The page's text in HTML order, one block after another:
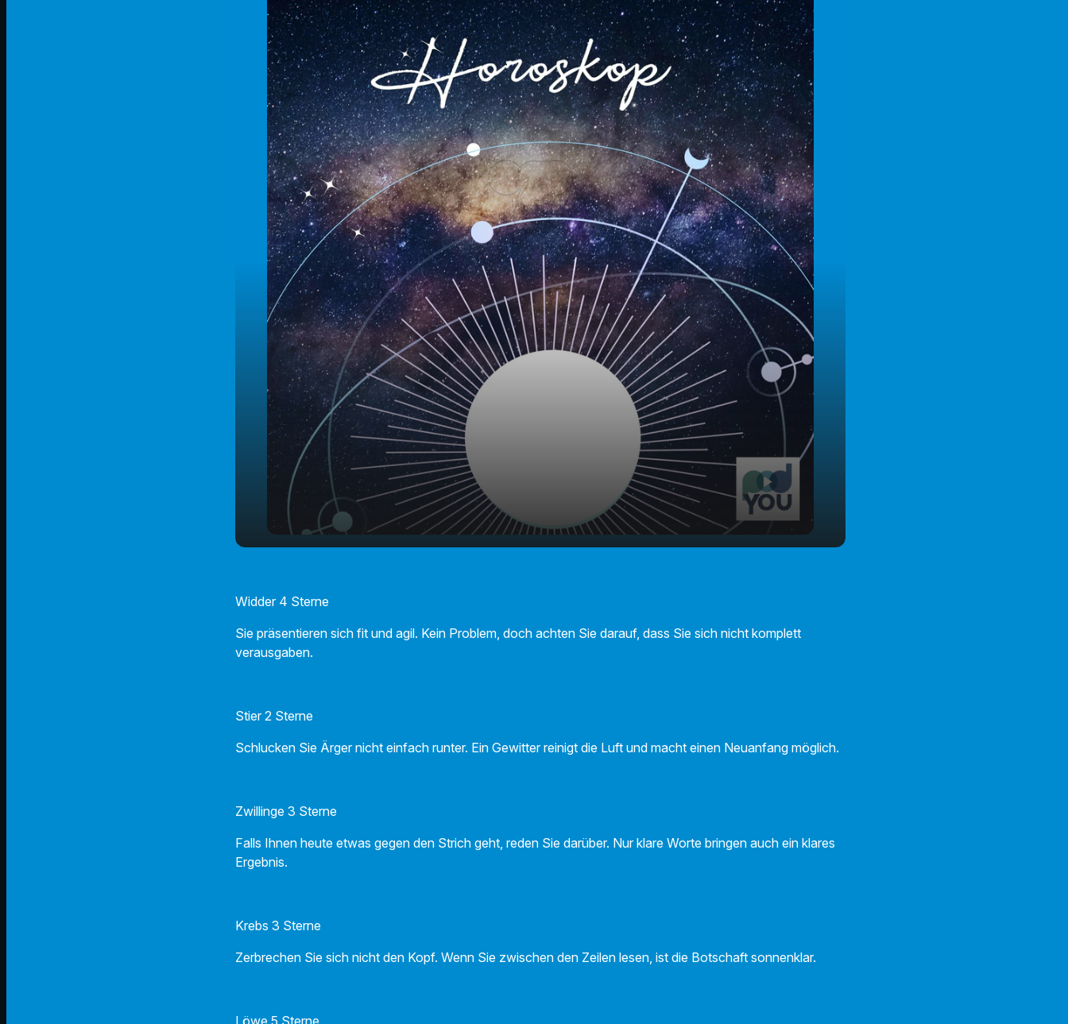
Widder 4 Sterne
Sie präsentieren sich fit und agil. Kein Problem, doch achten Sie darauf, dass Sie sich nicht komplett
verausgaben.
Stier 2 Sterne
Schlucken Sie Ärger nicht einfach runter. Ein Gewitter reinigt die Luft und macht einen Neuanfang möglich.
Zwillinge 3 Sterne
Falls Ihnen heute etwas gegen den Strich geht, reden Sie darüber. Nur klare Worte bringen auch ein klares
Ergebnis.
Krebs 3 Sterne
Zerbrechen Sie sich nicht den Kopf. Wenn Sie zwischen den Zeilen lesen, ist die Botschaft sonnenklar.